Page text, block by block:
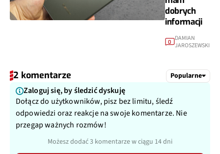
dobrych
informacji
0
DAMIAN
JAROSZEWSKI
2 komentarze Popularne
Zaloguj się, by śledzić dyskuję
Dołącz do użytkowników, pisz bez limitu, śledź
odpowiedzi oraz reakcje na swoje komentarze. Nie
przegap ważnych rozmów!
Możesz dodać 3 komentarze w ciągu 14 dni